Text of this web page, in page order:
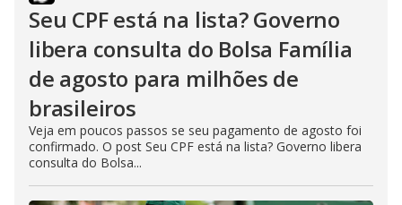
Seu CPF está na lista? Governo
libera consulta do Bolsa Família
de agosto para milhões de
brasileiros
Veja em poucos passos se seu pagamento de agosto foi
confirmado. O post Seu CPF está na lista? Governo libera
consulta do Bolsa...